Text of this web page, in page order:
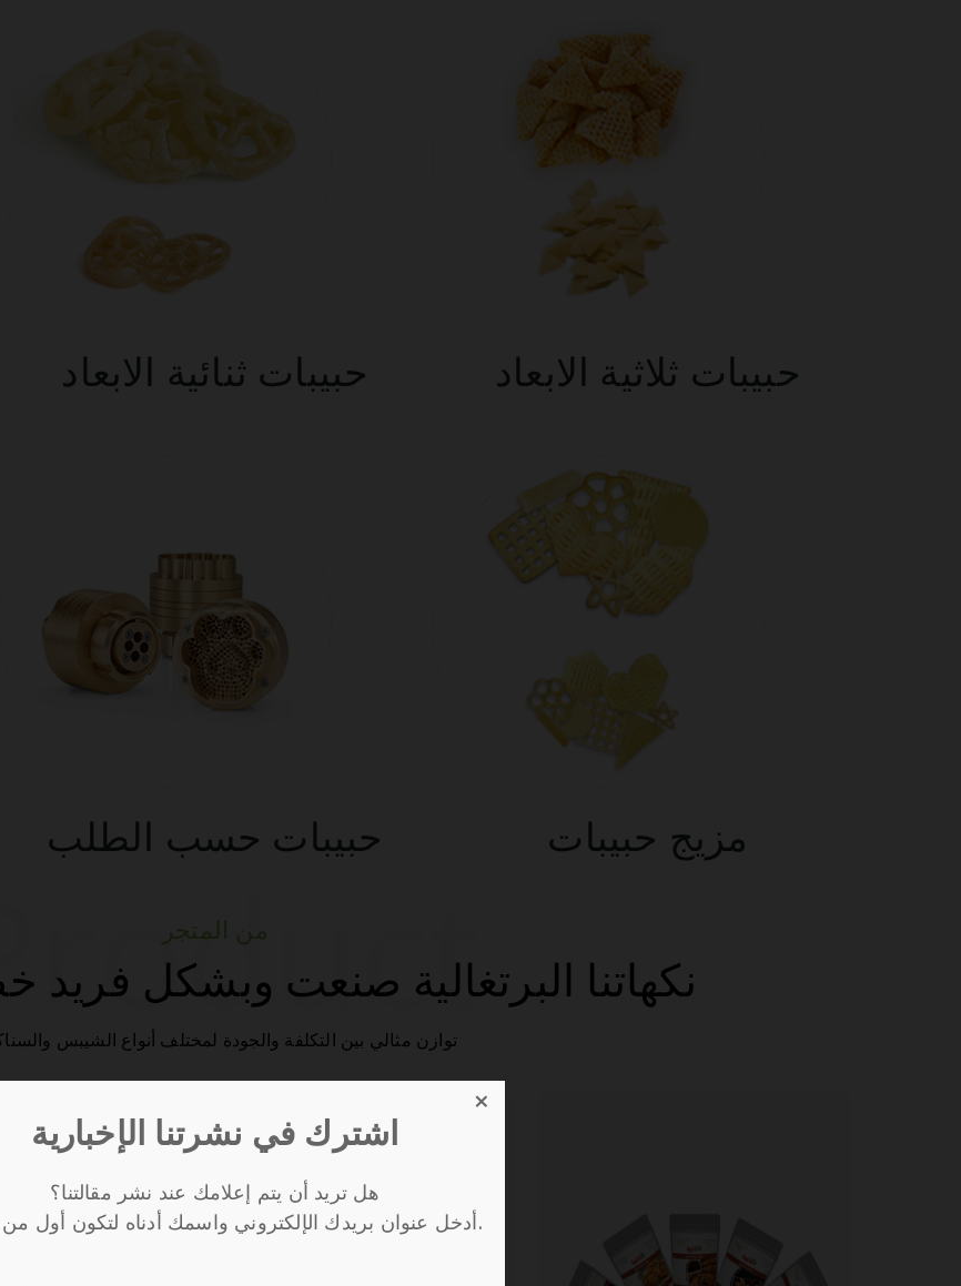
حبيبات ثنائية الابعاد حبيبات ثلاثية الابعاد
حبيبات حسب الطلب مزيج حبيبات
من المتجر
نكهاتنا البرتغالية صنعت وبشكل فريد
توازن مثالي بين التكلفة والجودة لمختلف أنواع الشيبس
اشترك في نشرتنا الإخبارية
هل تريد أن يتم إعلامك عند نشر مقالتنا؟
أدخل عنوان بريدك الإلكتروني واسمك أدناه لتكون أول من يعرف.
×